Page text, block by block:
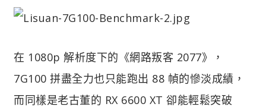
在 1080p 解析度下的《網路叛客 2077》，
7G100 拼盡全力也只能跑出 88 幀的慘淡成績，
而同樣是老古董的 RX 6600 XT 卻能輕鬆突破